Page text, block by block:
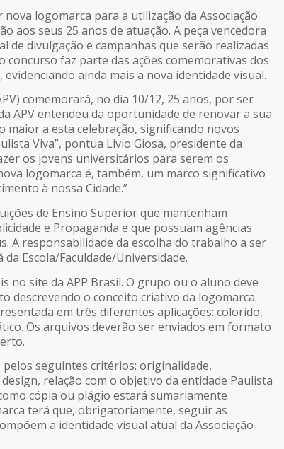
logomarca para a utilização da Associação
aos seus 25 anos de atuação. A peça vencedora
de divulgação e campanhas que serão realizadas
concurso faz parte das ações comemorativas dos
evidenciando ainda mais a nova identidade visual.
comemorará, no dia 10/12, 25 anos, por ser
APV entendeu da oportunidade de renovar a sua
a esta celebração, significando novos
Viva”, pontua Livio Giosa, presidente da
os jovens universitários para serem os
logomarca é, também, um marco significativo
à nossa Cidade.”
de Ensino Superior que mantenham
e Propaganda e que possuam agências
A responsabilidade da escolha do trabalho a ser
Escola/Faculdade/Universidade.
no site da APP Brasil. O grupo ou o aluno deve
descrevendo o conceito criativo da logomarca.
em três diferentes aplicações: colorido,
Os arquivos deverão ser enviados em formato
seguintes critérios: originalidade,
relação com o objetivo da entidade Paulista
cópia ou plágio estará sumariamente
terá que, obrigatoriamente, seguir as
a identidade visual atual da Associação